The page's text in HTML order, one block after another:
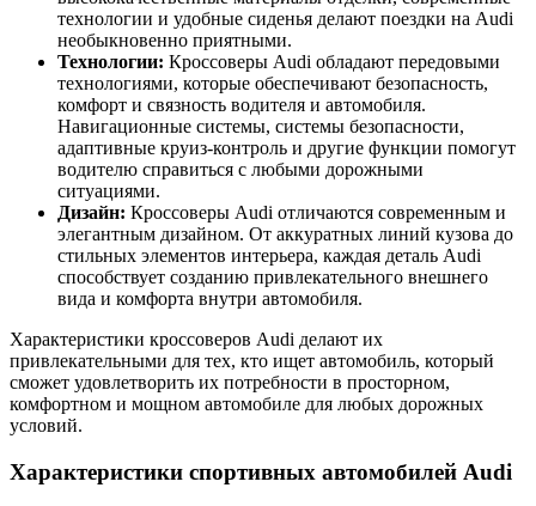
технологии и удобные сиденья делают поездки на Audi
необыкновенно приятными.
Технологии: Кроссоверы Audi обладают передовыми
технологиями, которые обеспечивают безопасность,
комфорт и связность водителя и автомобиля.
Навигационные системы, системы безопасности,
адаптивные круиз-контроль и другие функции помогут
водителю справиться с любыми дорожными
ситуациями.
Дизайн: Кроссоверы Audi отличаются современным и
элегантным дизайном. От аккуратных линий кузова до
стильных элементов интерьера, каждая деталь Audi
способствует созданию привлекательного внешнего
вида и комфорта внутри автомобиля.
Характеристики кроссоверов Audi делают их
привлекательными для тех, кто ищет автомобиль, который
сможет удовлетворить их потребности в просторном,
комфортном и мощном автомобиле для любых дорожных
условий.
Характеристики спортивных автомобилей Audi